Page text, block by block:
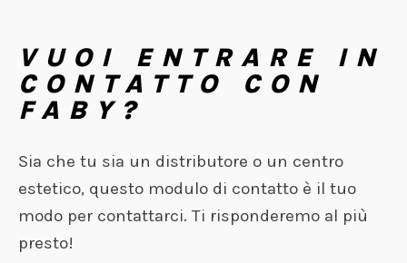
VUOI ENTRARE IN
CONTATTO CON
FABY?
Sia che tu sia un distributore o un centro
estetico, questo modulo di contatto è il tuo
modo per contattarci. Ti risponderemo al più
presto!